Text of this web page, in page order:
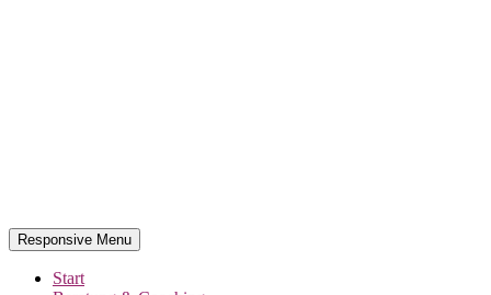
Responsive Menu
Start